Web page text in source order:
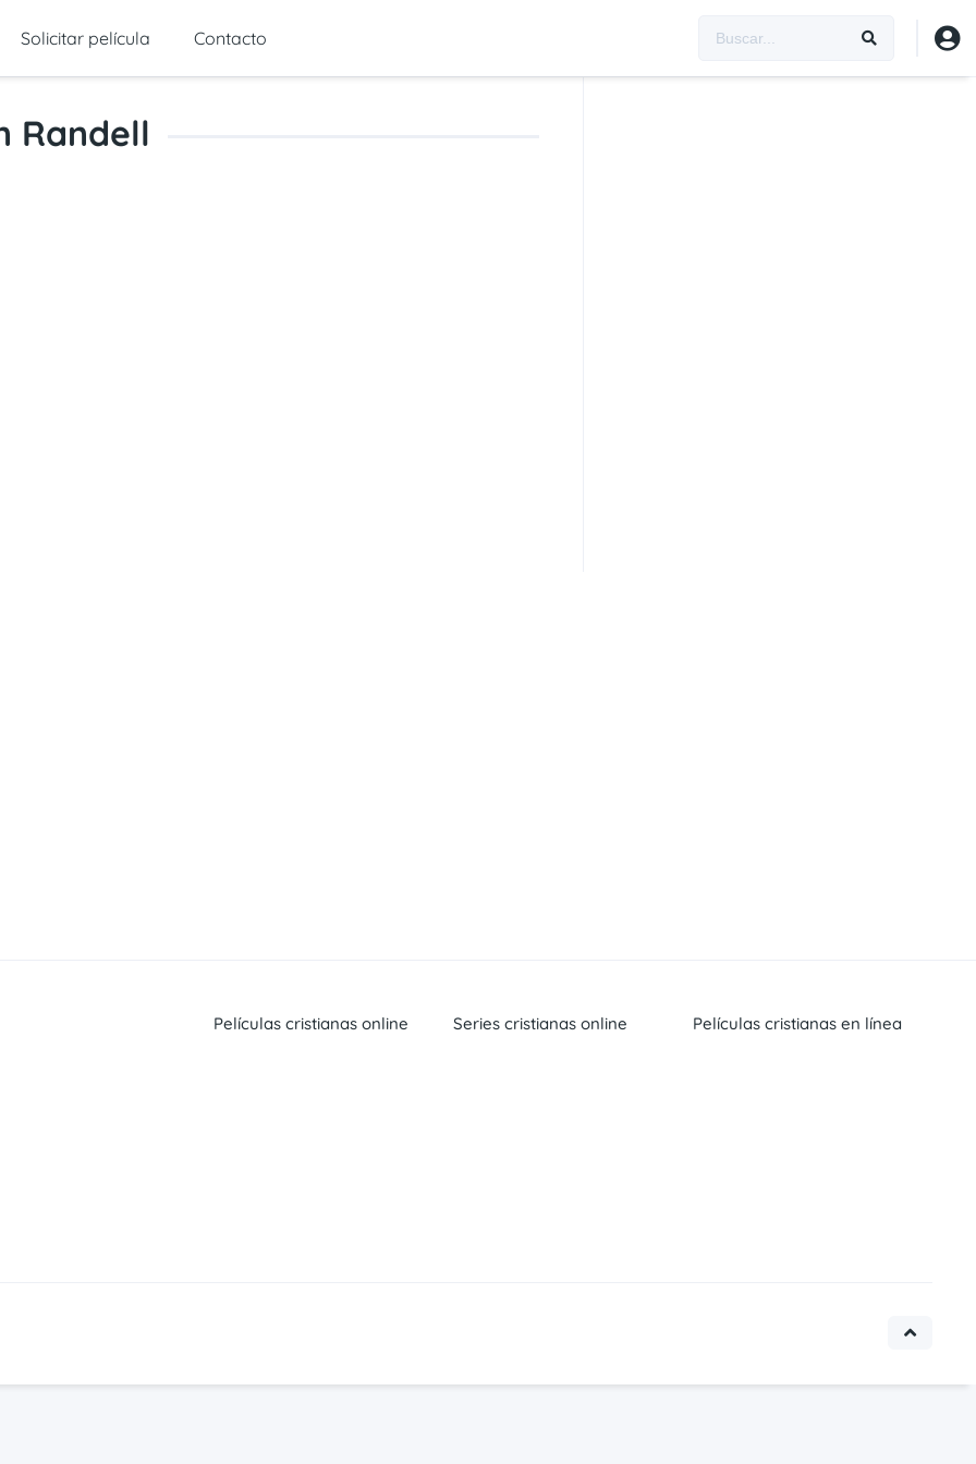
Solicitar película Contacto
Randell
Películas cristianas online Series cristianas online Películas cristianas en línea